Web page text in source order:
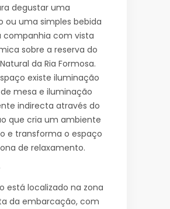
degustar uma
ou uma simples bebida
companhia com vista
sobre a reserva do
da Ria Formosa.
existe iluminação
mesa e iluminação
indirecta através do
que cria um ambiente
e transforma o espaço
de relaxamento.
está localizado na zona
da embarcação, com